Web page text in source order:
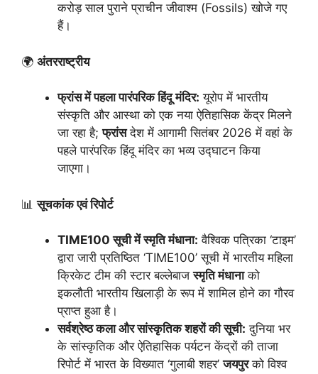
करोड़ साल पुराने प्राचीन जीवाश्म (Fossils) खोजे गए
हैं।
🌍 अंतरराष्ट्रीय
फ्रांस में पहला पारंपरिक हिंदू मंदिर: यूरोप में भारतीय
संस्कृति और आस्था को एक नया ऐतिहासिक केंद्र मिलने
जा रहा है;फ्रांसदेश में आगामी सितंबर 2026 में वहां के
पहले पारंपरिक हिंदू मंदिर का भव्य उद्घाटन किया
जाएगा।
📊सूचकांक एवं रिपोर्ट
TIME100 सूची में स्मृति मंधाना: वैश्विक पत्रिका ‘टाइम’
द्वारा जारी प्रतिष्ठित ‘TIME100’ सूची में भारतीय महिला
क्रिकेट टीम की स्टार बल्लेबाजस्मृति मंधानाको
इकलौती भारतीय खिलाड़ी के रूप में शामिल होने का गौरव
प्राप्त हुआ है।
सर्वश्रेष्ठ कला और सांस्कृतिक शहरों की सूची: दुनिया भर
के सांस्कृतिक और ऐतिहासिक पर्यटन केंद्रों की ताजा
रिपोर्ट में भारत के विख्यात ‘गुलाबी शहर’जयपुरको विश्व